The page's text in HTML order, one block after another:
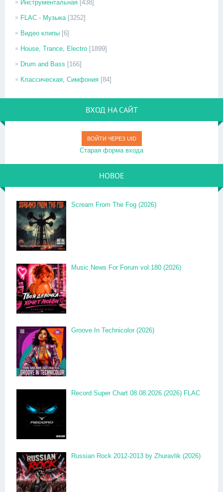
Инструментальная [438]
FLAC - Музыка [3252]
Видео клипы [6]
House, Trance, Electro [1899]
Drum and Bass [166]
Классическая, Симфония [84]
ВХОД НА САЙТ
ВОЙТИ ЧЕРЕЗ UID
Старая форма входа
НОВОЕ
Scream From The Fog (2026)
Music News For Forum vol.180 (2026)
Groove In Technicolor (2026)
Record Super Chart 08.08.2026 (2026) FLAC
Russian Rock 2012-2013 by Zhuravlik (2026)